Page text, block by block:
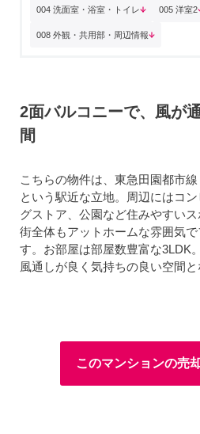
004 洗面室・浴室・トイレ 005 洋室2
008 外観・共用部・周辺情報
2面バルコニーで、風が
間
こちらの物件は、東急田園都市
という駅近な立地。周辺にはコ
グストア、公園など住みやすいス
街全体もアットホームな雰囲気
す。お部屋は部屋数豊富な3LDK
風通しが良く気持ちの良い空間と
このマンションの売